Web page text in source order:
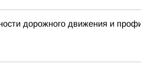
дорожного движения и